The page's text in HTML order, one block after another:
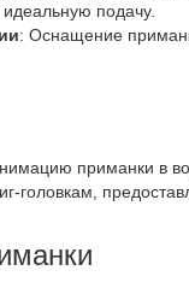
подачу.
: Оснащение
приманки в
головкам,